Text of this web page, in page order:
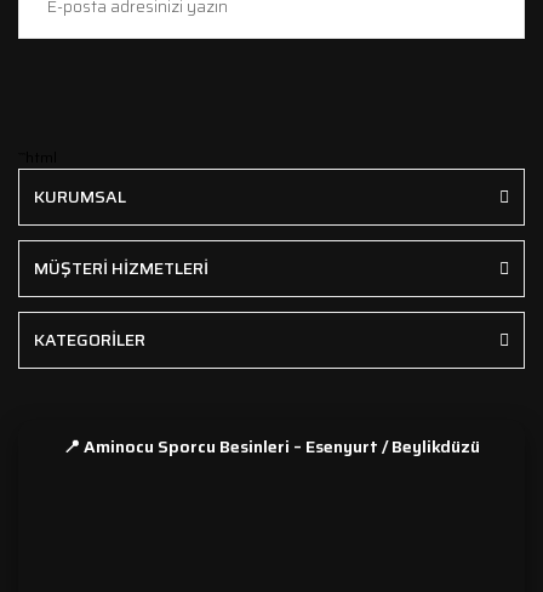
KURUMSAL
MÜŞTERİ HİZMETLERİ
KATEGORİLER
📍 Aminocu Sporcu Besinleri – Esenyurt / Beylikdüzü